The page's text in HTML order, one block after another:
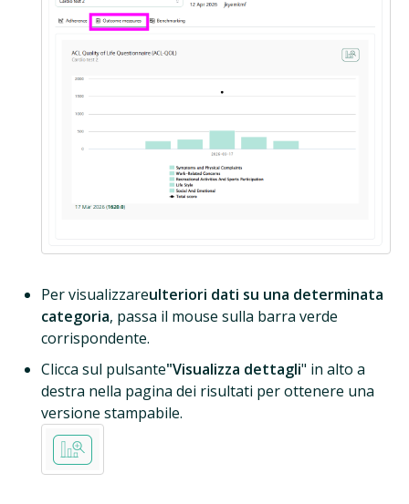
Per visualizzareulteriori dati su una determinata
categoria, passa il mouse sulla barra verde
corrispondente.
Clicca sul pulsante"Visualizza dettagli" in alto a
destra nella pagina dei risultati per ottenere una
versione stampabile.